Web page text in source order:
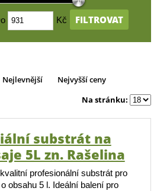
Kč FILTROVAT
Nejlevnější
Nejvyšší ceny
Na stránku:
substrát na
5L zn. Rašelina
profesionální substrát pro
obsahu 5 l. Ideální balení pro